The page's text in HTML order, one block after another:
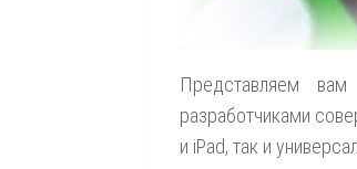
Представляем
разработчиками
и iPad, так и